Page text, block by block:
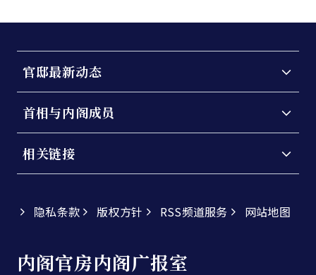
官邸最新动态
首相与内阁成员
相关链接
隐私条款 版权方针 RSS频道服务 网站地图
内阁官房内阁广报室